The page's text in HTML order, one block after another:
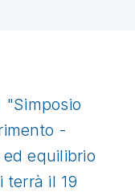
"Simposio
-
equilibrio
terrà il 19